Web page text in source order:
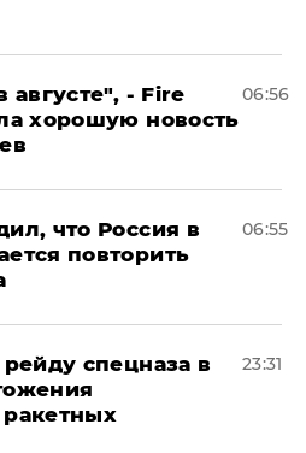
августе", - Fire
хорошую новость
06:56
что Россия в
повторить
06:55
спецназа в
23:31